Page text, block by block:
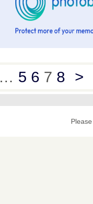
… 5 6 7 8 >